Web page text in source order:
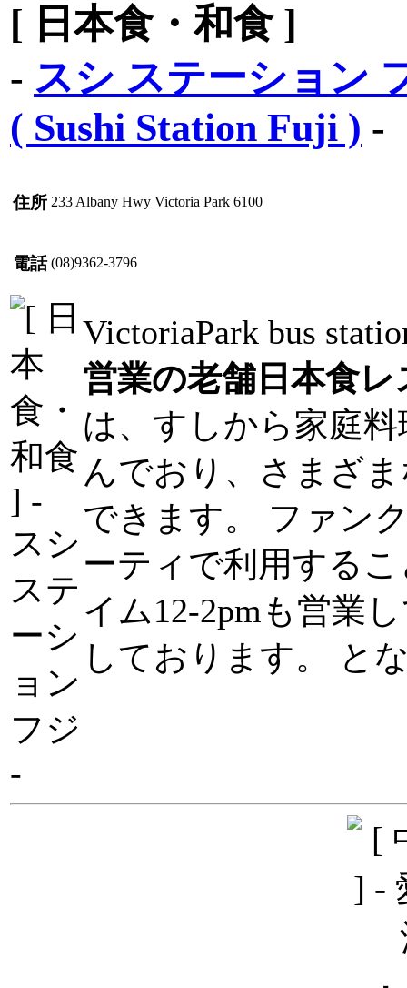
[ 日本食・和食 ]
- スシ ステーション
( Sushi Station Fuji ) -
住所 233 Albany Hwy Victoria Park 6100
電話 (08)9362-3796
VictoriaPark bus
営業の老舗日本食
は、すしから家庭
んでおり、さまざ
できます。 ファン
ーティで利用する
イム12-2pmも営業
しております。 と